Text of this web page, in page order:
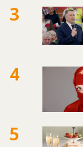
3
4
5